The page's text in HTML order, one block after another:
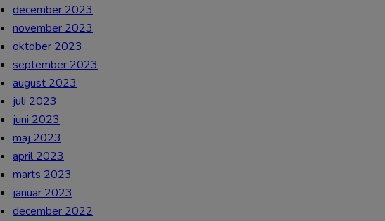
december 2023
november 2023
oktober 2023
september 2023
august 2023
juli 2023
juni 2023
maj 2023
april 2023
marts 2023
januar 2023
december 2022